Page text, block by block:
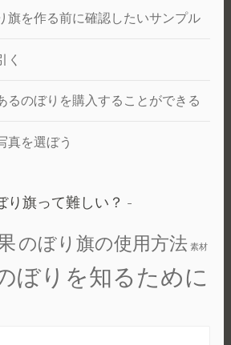
旗を作る前に確認したいサンプル
く
るのぼりを購入することができる
真を選ぼう
り旗って難しい？
のぼり旗の使用方法 素材
ぼりを知るために